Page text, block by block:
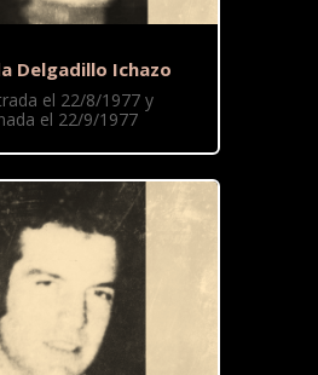
Delgadillo Ichazo
el 22/8/1977 y
el 22/9/1977